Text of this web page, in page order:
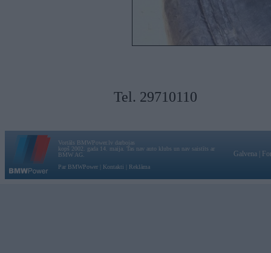
Tel. 29710110
Vortāls BMWPower.lv darbojas
kopš 2002. gada 14. maija. Tas nav auto klubs un nav saistīts ar
BMW AG.
Par BMWPower
Kontakti Reklāma
Galvena